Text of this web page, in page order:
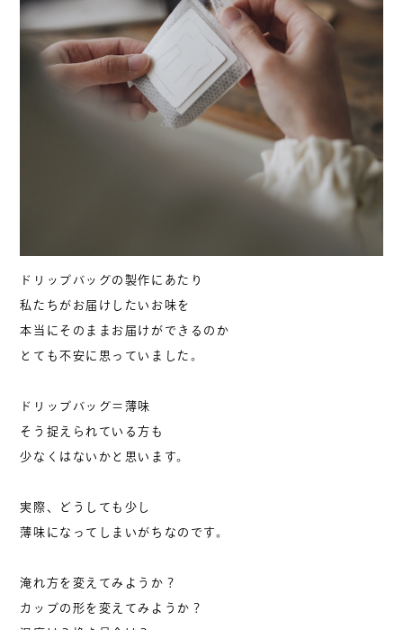
ドリップバッグの製作にあたり
私たちがお届けしたいお味を
本当にそのままお届けができるのか
とても不安に思っていました。
ドリップバッグ＝薄味
そう捉えられている方も
少なくはないかと思います。
実際、どうしても少し
薄味になってしまいがちなのです。
淹れ方を変えてみようか？
カップの形を変えてみようか？